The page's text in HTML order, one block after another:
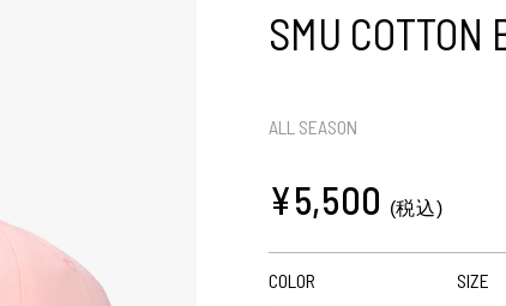
SMU COTTON
ALL SEASON
¥5,500 (税込)
COLOR SIZE